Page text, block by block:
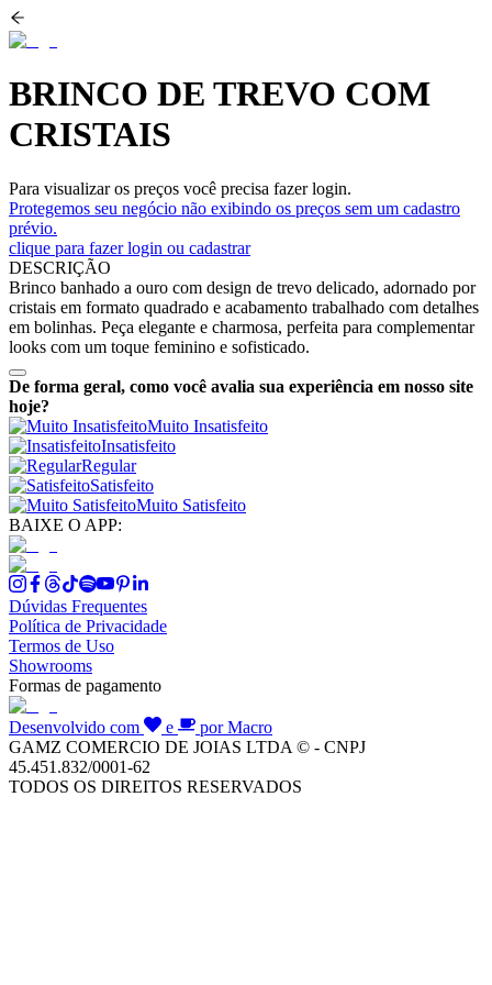
BRINCO DE TREVO COM
CRISTAIS
Para visualizar os preços você precisa fazer login.
Protegemos seu negócio não exibindo os preços sem um cadastro
prévio.
clique para fazer login ou cadastrar
DESCRIÇÃO
Brinco banhado a ouro com design de trevo delicado, adornado por
cristais em formato quadrado e acabamento trabalhado com detalhes
em bolinhas. Peça elegante e charmosa, perfeita para complementar
looks com um toque feminino e sofisticado.
De forma geral, como você avalia sua experiência em nosso site
hoje?
Muito Insatisfeito
Insatisfeito
Regular
Satisfeito
Muito Satisfeito
BAIXE O APP:
Dúvidas Frequentes
Política de Privacidade
Termos de Uso
Showrooms
Formas de pagamento
Desenvolvido com e
por Macro
GAMZ COMERCIO DE JOIAS LTDA © - CNPJ
45.451.832/0001-62
TODOS OS DIREITOS RESERVADOS